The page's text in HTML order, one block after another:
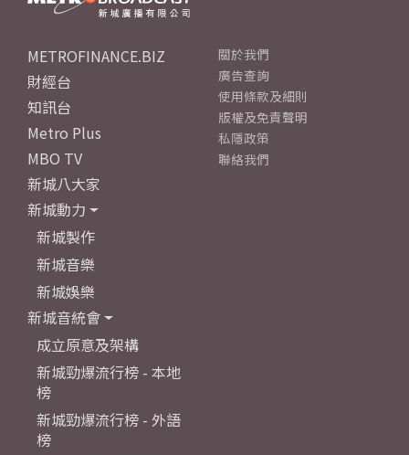
METROFINANCE.BIZ
財經台
知訊台
Metro Plus
MBO TV
新城八大家
新城動力
新城製作
新城音樂
新城娛樂
新城音統會
成立原意及架構
新城勁爆流行榜 - 本地
榜
新城勁爆流行榜 - 外語
榜
關於我們
廣告查詢
使用條款及細則
版權及免責聲明
私隱政策
聯絡我們